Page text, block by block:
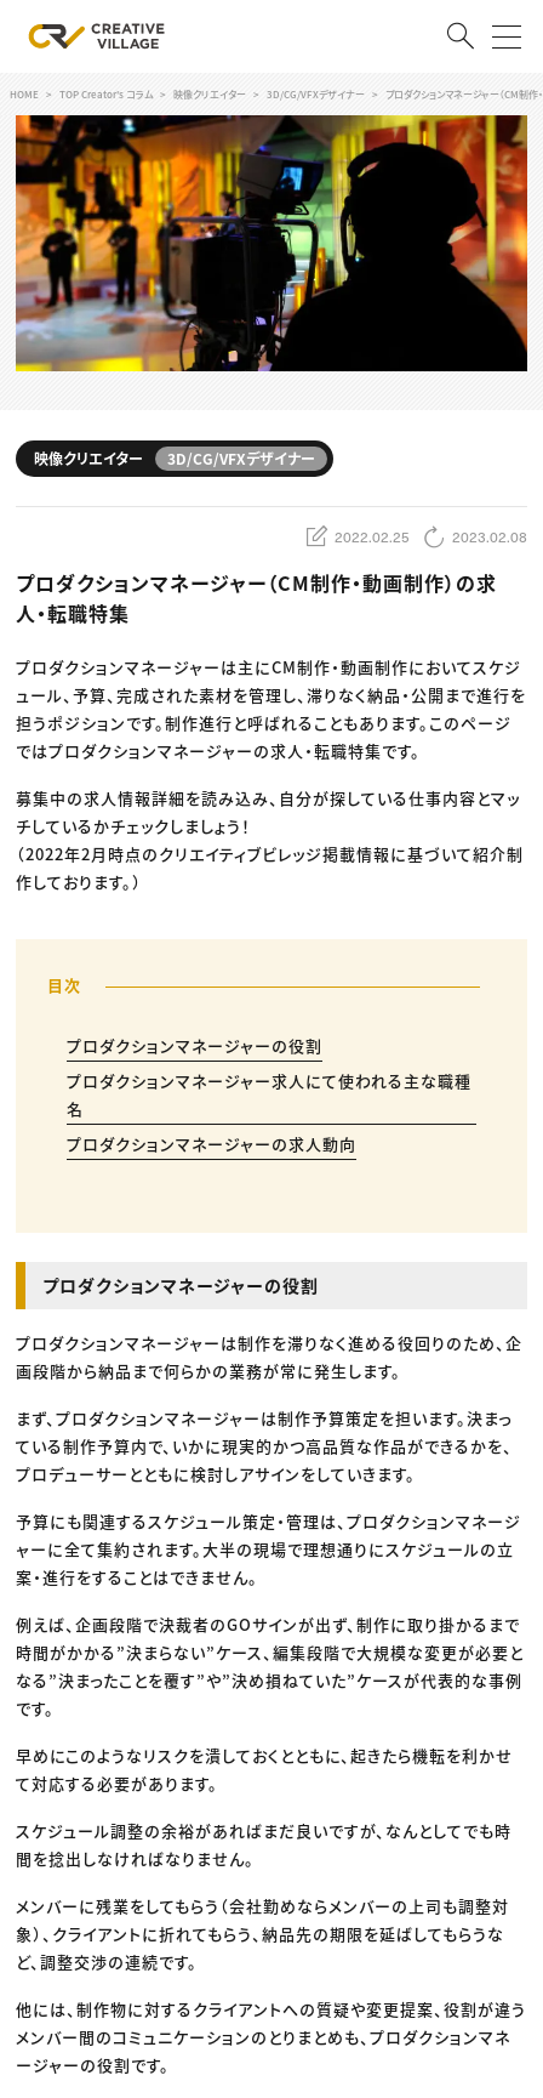
ログイン 会員登録
RECRUIT
クリエイター求人を探す
CREATIVE JOB求人検索
特集求人
採用説明会
スキルアップしたい！
デザイン
編集・ライティング
マーケティング
ディレクション
業界解説・キャリア事情
TOP Creator’s コラム
Webクリエイター
アプリクリエイター
ゲームクリエイター
映像クリエイター
クリエイターインタビュー
C＆R Magazine
セミナー
ニュース・トレンド トップ
Web
映像
ゲーム・エンタメ
広告
CREATIVE VILLAGEからのお知らせ
プロフェッショナル×つながる×メディア
HOME TOP Creator's コラム 映像クリエイター 3D/CG/VFXデザイナー プロダクションマネージャー（CM制作
映像クリエイター 3D/CG/VFXデザイナー
2022.02.25 2023.02.08
プロダクションマネージャー（CM制作・動画制作）の求
人・転職特集
プロダクションマネージャーは主にCM制作・動画制作においてスケジ
ュール、予算、完成された素材を管理し、滞りなく納品・公開まで進行を
担うポジションです。制作進行と呼ばれることもあります。このページ
ではプロダクションマネージャーの求人・転職特集です。
募集中の求人情報詳細を読み込み、自分が探している仕事内容とマッ
チしているかチェックしましょう！
（2022年2月時点のクリエイティブビレッジ掲載情報に基づいて紹介制
作しております。）
プロダクションマネージャーの役割
プロダクションマネージャー求人にて使われる主な職種
名
プロダクションマネージャーの求人動向
プロダクションマネージャーの役割
プロダクションマネージャーは制作を滞りなく進める役回りのため、企
画段階から納品まで何らかの業務が常に発生します。
まず、プロダクションマネージャーは制作予算策定を担います。決まっ
ている制作予算内で、いかに現実的かつ高品質な作品ができるかを、
プロデューサーとともに検討しアサインをしていきます。
予算にも関連するスケジュール策定・管理は、プロダクションマネージ
ャーに全て集約されます。大半の現場で理想通りにスケジュールの立
案・進行をすることはできません。
例えば、企画段階で決裁者のGOサインが出ず、制作に取り掛かるまで
時間がかかる”決まらない”ケース、編集段階で大規模な変更が必要と
なる”決まったことを覆す”や”決め損ねていた”ケースが代表的な事例
です。
早めにこのようなリスクを潰しておくとともに、起きたら機転を利かせ
て対応する必要があります。
スケジュール調整の余裕があればまだ良いですが、なんとしてでも時
間を捻出しなければなりません。
メンバーに残業をしてもらう（会社勤めならメンバーの上司も調整対
象）、クライアントに折れてもらう、納品先の期限を延ばしてもらうな
ど、調整交渉の連続です。
他には、制作物に対するクライアントへの質疑や変更提案、役割が違う
メンバー間のコミュニケーションのとりまとめも、プロダクションマネ
ージャーの役割です。